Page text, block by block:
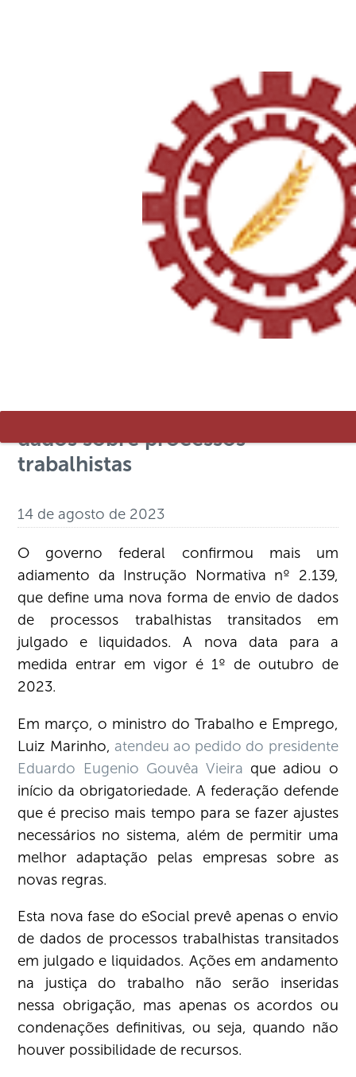
obrigatoriedade de envio dos
dados sobre processos
trabalhistas
14 de agosto de 2023
O governo federal confirmou mais um
adiamento da Instrução Normativa nº 2.139,
que define uma nova forma de envio de dados
de processos trabalhistas transitados em
julgado e liquidados. A nova data para a
medida entrar em vigor é 1º de outubro de
2023.
Em março, o ministro do Trabalho e Emprego,
Luiz Marinho, atendeu ao pedido do presidente
Eduardo Eugenio Gouvêa Vieira que adiou o
início da obrigatoriedade. A federação defende
que é preciso mais tempo para se fazer ajustes
necessários no sistema, além de permitir uma
melhor adaptação pelas empresas sobre as
novas regras.
Esta nova fase do eSocial prevê apenas o envio
de dados de processos trabalhistas transitados
em julgado e liquidados. Ações em andamento
na justiça do trabalho não serão inseridas
nessa obrigação, mas apenas os acordos ou
condenações definitivas, ou seja, quando não
houver possibilidade de recursos.